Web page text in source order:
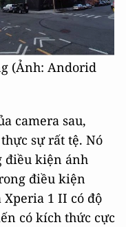
(Ảnh: Andorid
camera sau,
sự rất tệ. Nó
điều kiện ánh
điều kiện
Xperia 1 II có độ
có kích thức cực